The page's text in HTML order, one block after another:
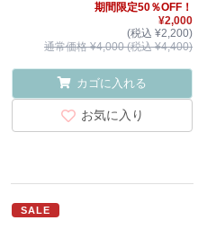
期間限定50％OFF！
¥2,000
(税込 ¥2,200)
通常価格 ¥4,000 (税込 ¥4,400)
カゴに入れる
お気に入り
SALE